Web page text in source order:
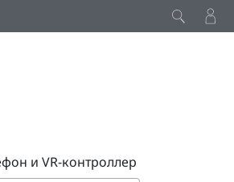
и VR-контроллер